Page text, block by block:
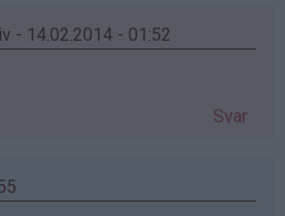
- 14.02.2014 - 01:52
Svar